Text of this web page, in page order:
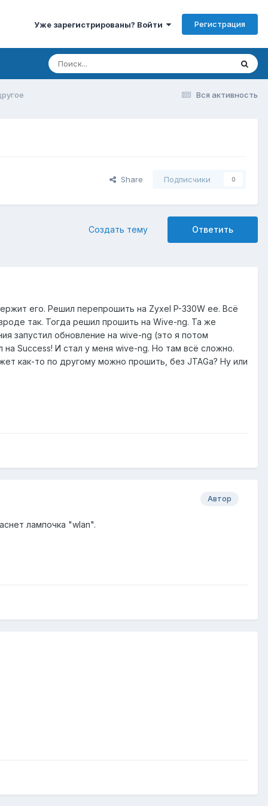
Уже зарегистрированы? Войти Регистрация
Вся активность
Share Подписчики 0
Ответить
Создать тему
его. Решил перепрошить на Zyxel P-330W ee. Всё
так. Тогда решил прошить на Wive-ng. Та же
запустил обновление на wive-ng (это я потом
Success! И стал у меня wive-ng. Но там всё сложно.
как-то по другому можно прошить, без JTAGa? Ну или
Автор
лампочка "wlan".